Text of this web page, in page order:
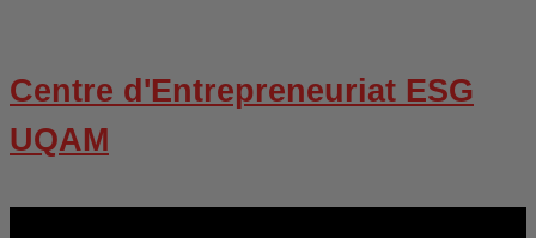
Centre d'Entrepreneuriat ESG
UQAM